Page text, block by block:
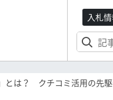
入札
とは？ クチコミ活用の先